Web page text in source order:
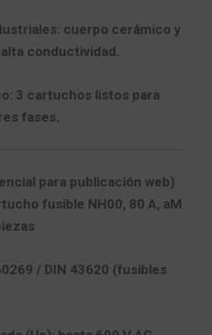
cuerpo cerámico y
conductividad.
3 cartuchos listos para
fases.
para publicación web)
fusible NH00, 80 A, aM
/ DIN 43620 (fusibles